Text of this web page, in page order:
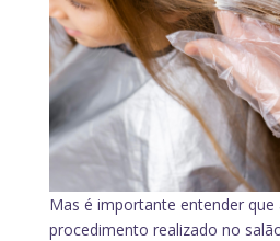
Mas é importante entender
procedimento realizado no